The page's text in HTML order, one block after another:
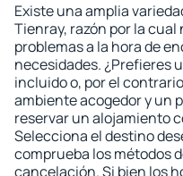
Existe una amplia
Tienray, razón por la
problemas a la hora de
necesidades. ¿Prefieres
incluido o, por el
ambiente acogedor y un
reservar un alojamiento
Selecciona el destino
comprueba los métodos
cancelación. Si bien los